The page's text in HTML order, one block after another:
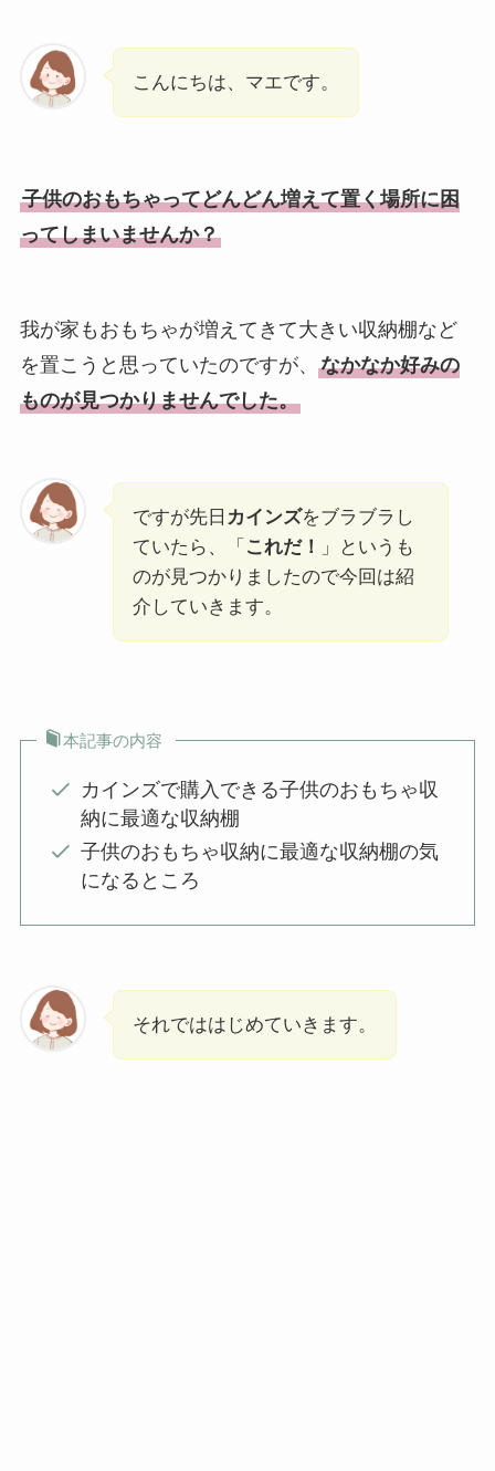
こんにちは、マエです。
子供のおもちゃってどんどん増えて置く場所に困
ってしまいませんか？
我が家もおもちゃが増えてきて大きい収納棚など
を置こうと思っていたのですが、 なかなか好みの
ものが見つかりませんでした。
ですが先日 カインズをブラブラし
ていたら、「 これだ！
」というも
のが見つかりましたので今回は紹
介していきます。
本記事の内容
カインズで購入できる子供のおもちゃ収
納に最適な収納棚
子供のおもちゃ収納に最適な収納棚の気
になるところ
それでははじめていきます。